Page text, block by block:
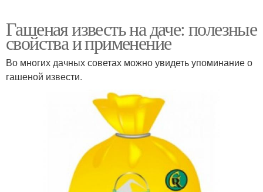
Гашеная известь на даче: полезные
свойства и применение
Во многих дачных советах можно увидеть упоминание о
гашеной извести.